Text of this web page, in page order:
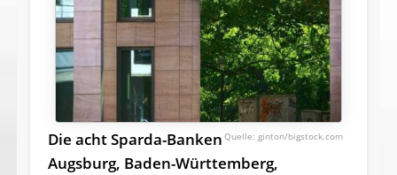
ginton/bigstock.com
Die acht Sparda-Banken
Augsburg, Baden-Württemberg,